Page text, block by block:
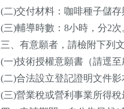
(二)交付材料：咖啡種子儲存
(三)輔導時數：8小時，分2次
三、有意願者，請檢附下列
(一)技術授權意願書（請逕至
(二)合法設立登記證明文件影
(三)營業稅或營利事業所得稅